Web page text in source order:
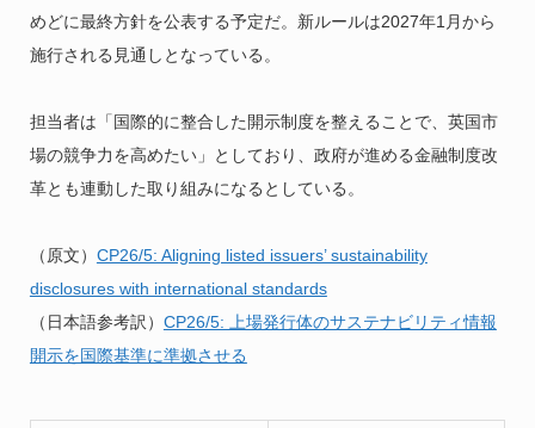
めどに最終方針を公表する予定だ。新ルールは2027年1月から
施行される見通しとなっている。
担当者は「国際的に整合した開示制度を整えることで、英国市
場の競争力を高めたい」としており、政府が進める金融制度改
革とも連動した取り組みになるとしている。
（原文） CP26/5: Aligning listed issuers’ sustainability
disclosures with international standards
（日本語参考訳） CP26/5: 上場発行体のサステナビリティ情報
開示を国際基準に準拠させる